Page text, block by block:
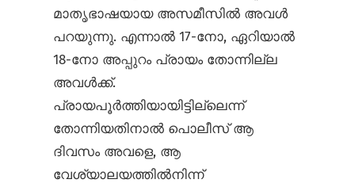
മാതൃഭാഷയായ അസമീസിൽ അവൾ
പറയുന്നു. എന്നാൽ 17-നോ, ഏറിയാൽ
18-നോ അപ്പുറം പ്രായം തോന്നില്ല
അവൾക്ക്.
പ്രായപൂർത്തിയായിട്ടില്ലെന്ന്
തോന്നിയതിനാൽ പൊലീസ് ആ
ദിവസം അവളെ, ആ
വേശ്യാലയത്തിൽനിന്ന്